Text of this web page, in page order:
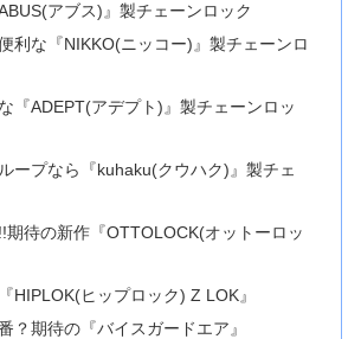
アブス)』製チェーンロック
利な『NIKKO(ニッコー)』製チェーンロ
『ADEPT(アデプト)』製チェーンロッ
ープなら『kuhaku(クウハク)』製チェ
期待の新作『OTTOLOCK(オットーロッ
HIPLOK(ヒップロック) Z LOK』
？期待の『バイスガードエア』